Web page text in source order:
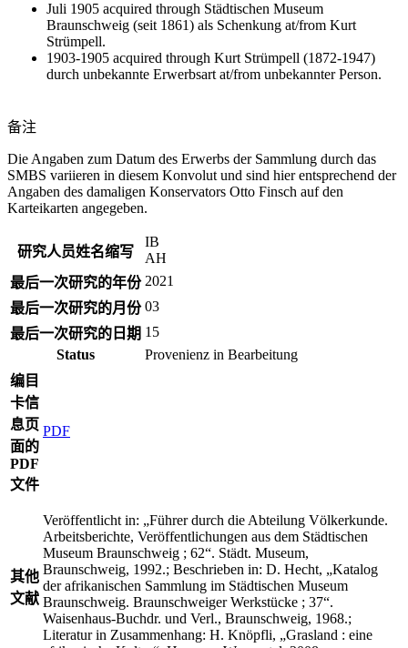
Juli 1905 acquired through Städtischen Museum
Braunschweig (seit 1861) als Schenkung at/from Kurt
Strümpell.
1903-1905 acquired through Kurt Strümpell (1872-1947)
durch unbekannte Erwerbsart at/from unbekannter Person.
备注
Die Angaben zum Datum des Erwerbs der Sammlung durch das
SMBS variieren in diesem Konvolut und sind hier entsprechend der
Angaben des damaligen Konservators Otto Finsch auf den
Karteikarten angegeben.
研究人员姓名缩写
IB
AH
最后一次研究的年份 2021
最后一次研究的月份 03
最后一次研究的日期 15
Status
Provenienz in Bearbeitung
编目
卡信
息页
面的
PDF
文件
PDF
其他
文献
Veröffentlicht in: „Führer durch die Abteilung Völkerkunde.
Arbeitsberichte, Veröffentlichungen aus dem Städtischen
Museum Braunschweig ; 62“. Städt. Museum,
Braunschweig, 1992.; Beschrieben in: D. Hecht, „Katalog
der afrikanischen Sammlung im Städtischen Museum
Braunschweig. Braunschweiger Werkstücke ; 37“.
Waisenhaus-Buchdr. und Verl., Braunschweig, 1968.;
Literatur in Zusammenhang: H. Knöpfli, „Grasland : eine